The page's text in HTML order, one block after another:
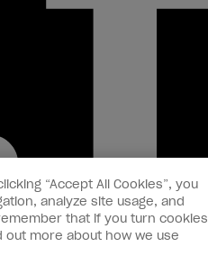
“Accept All Cookies”, you
analyze site usage, and
that if you turn cookies
more about how we use